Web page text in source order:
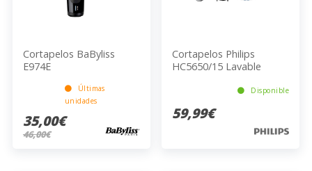
Cortapelos BaByliss
E974E
Últimas
unidades
35,00€
46,00€
Cortapelos Philips
HC5650/15 Lavable
Carga Iones Litio
Disponible
59,99€